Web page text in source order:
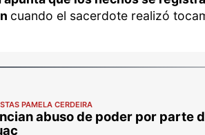
cuando el sacerdote realizó
PAMELA CERDEIRA
abuso de poder por parte